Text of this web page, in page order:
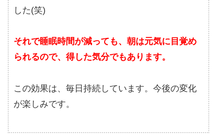
した(笑)
それで睡眠時間が減っても、朝は元気に目覚め
られるので、得した気分でもあります。
この効果は、毎日持続しています。今後の変化
が楽しみです。